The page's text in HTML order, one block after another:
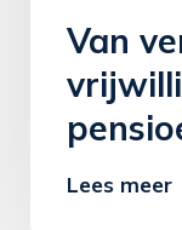
Van
Lees meer